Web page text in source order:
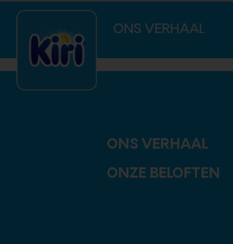
ONS VERHAAL
index.php
ONS VERHAAL
ONZE BELOFTEN